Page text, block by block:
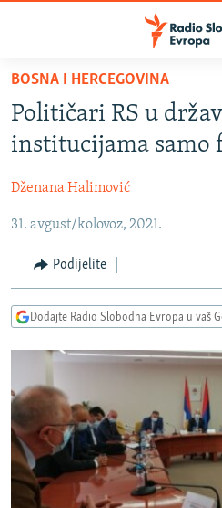
Pređite
glavni
sadržaj
na
navigaciju
Pređite
pretragu
VIJESTI
KOSOVO
CRNA GORA
VIZUELNO
FOTOGALERIJE
INFOGRAFIKE
PODCASTI
RAT U UKRAJINI
KINA NA BALKANU
RSE PRIČE IZ SVIJETA
ISPRIČAJ MI
DNEVNO@RSE
SPECIJALI RSE
BOSNA I HERCEGOVINA
Političari RS u
institucijama samo
Dženana Halimović
31. avgust/kolovoz, 2021.
Podijelite
Dodajte Radio Slobodna Evropa u vaš